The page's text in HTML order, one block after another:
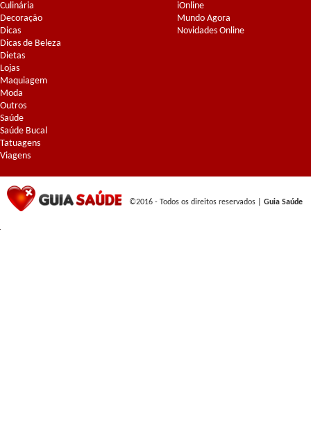
Culinária
Decoração
Dicas
Dicas de Beleza
Dietas
Lojas
Maquiagem
Moda
Outros
Saúde
Saúde Bucal
Tatuagens
Viagens
iOnline
Mundo Agora
Novidades Online
©2016 - Todos os direitos reservados | Guia Saúde